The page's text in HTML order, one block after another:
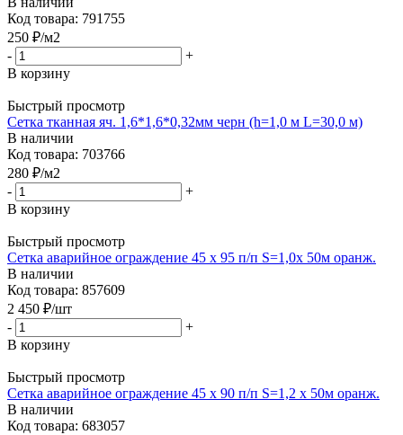
Код товара: 791755
250 ₽/м2
-
+
В корзину
Быстрый просмотр
Сетка тканная яч. 1,6*1,6*0,32мм черн (h=1,0 м L=30,0 м)
В наличии
Код товара: 703766
280 ₽/м2
-
+
В корзину
Быстрый просмотр
Сетка аварийное ограждение 45 х 95 п/п S=1,0х 50м оранж.
В наличии
Код товара: 857609
2 450 ₽/шт
-
+
В корзину
Быстрый просмотр
Сетка аварийное ограждение 45 х 90 п/п S=1,2 х 50м оранж.
В наличии
Код товара: 683057